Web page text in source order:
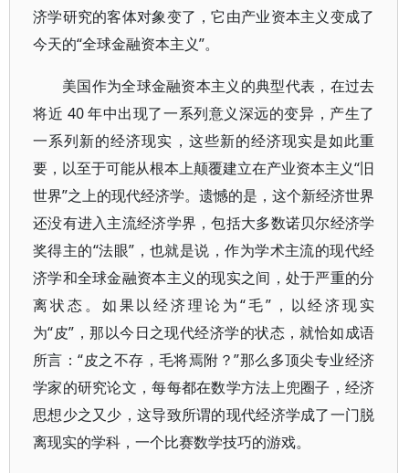
济学研究的客体对象变了，它由产业资本主义变成了
今天的“全球金融资本主义”。
美国作为全球金融资本主义的典型代表，在过去
将近 40 年中出现了一系列意义深远的变异，产生了
一系列新的经济现实，这些新的经济现实是如此重
要，以至于可能从根本上颠覆建立在产业资本主义“旧
世界”之上的现代经济学。遗憾的是，这个新经济世界
还没有进入主流经济学界，包括大多数诺贝尔经济学
奖得主的“法眼”，也就是说，作为学术主流的现代经
济学和全球金融资本主义的现实之间，处于严重的分
离状态。如果以经济理论为“毛”，以经济现实
为“皮”，那以今日之现代经济学的状态，就恰如成语
所言：“皮之不存，毛将焉附？”那么多顶尖专业经济
学家的研究论文，每每都在数学方法上兜圈子，经济
思想少之又少，这导致所谓的现代经济学成了一门脱
离现实的学科，一个比赛数学技巧的游戏。